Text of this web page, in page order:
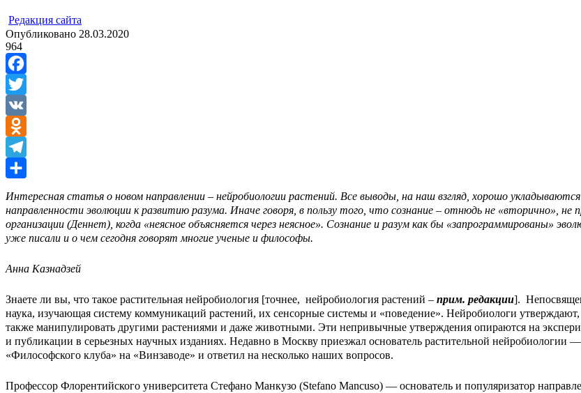
Редакция cайта
Опубликовано 28.03.2020
964
Facebook
Twitter
VK
Odnoklassniki
Telegram
Интересная статья о новом направлении – нейробиологии растений. Все выводы, на наш взгляд, хорошо укладываются
направленности эволюции к развитию разума. Иначе говоря, в пользу того, что сознание – отнюдь не «вторично»,
организации (Деннет), когда «неясное объясняется через неясное». Сознание и разум как бы «запрограммированы»
уже писали и о чем сегодня говорят многие ученые и философы.
Анна Казнадзей
Знаете ли вы, что такое растительная нейробиология [точнее, нейробиология растений – прим. редакции].
наука, изучающая систему коммуникаций растений, их сенсорные системы и «поведение». Нейробиологи
также манипулировать другими растениями и даже животными. Эти непривычные утверждения опираются на
и публикации в серьезных научных изданиях. Недавно в Москву приезжал основатель растительной
«Философского клуба» на «Винзаводе» и ответил на несколько наших вопросов.
Профессор Флорентийского университета Стефано Манкузо (Stefano Mancuso) — основатель и популяризатор